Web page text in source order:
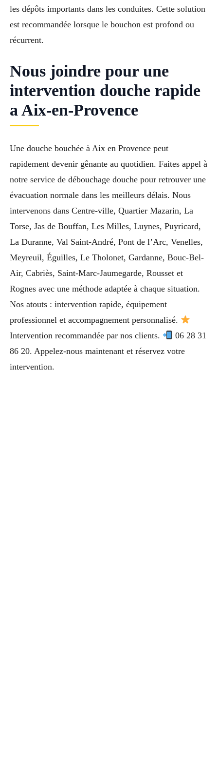
les dépôts importants dans les conduites. Cette solution
est recommandée lorsque le bouchon est profond ou
récurrent.
Nous joindre pour une
intervention douche rapide
a Aix-en-Provence
Une douche bouchée à Aix en Provence peut
rapidement devenir gênante au quotidien. Faites appel à
notre service de débouchage douche pour retrouver une
évacuation normale dans les meilleurs délais. Nous
intervenons dans Centre-ville, Quartier Mazarin, La
Torse, Jas de Bouffan, Les Milles, Luynes, Puyricard,
La Duranne, Val Saint-André, Pont de l’Arc, Venelles,
Meyreuil, Éguilles, Le Tholonet, Gardanne, Bouc-Bel-
Air, Cabriès, Saint-Marc-Jaumegarde, Rousset et
Rognes avec une méthode adaptée à chaque situation.
Nos atouts : intervention rapide, équipement
professionnel et accompagnement personnalisé.
Intervention recommandée par nos clients.
06 28 31
86 20. Appelez-nous maintenant et réservez votre
intervention.